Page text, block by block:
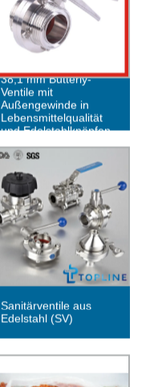
38,1 mm Butterly-
Ventile mit
Außengewinde in
Lebensmittelqualität
und Edelstahlknöpfen
Sanitärventile aus
Edelstahl (SV)